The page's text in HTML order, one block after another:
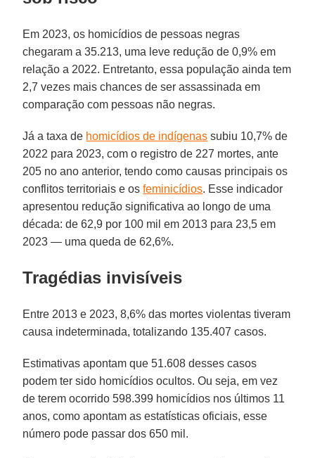
Em 2023, os homicídios de pessoas negras
chegaram a 35.213, uma leve redução de 0,9% em
relação a 2022. Entretanto, essa população ainda tem
2,7 vezes mais chances de ser assassinada em
comparação com pessoas não negras.
Já a taxa de homicídios de indígenas subiu 10,7% de
2022 para 2023, com o registro de 227 mortes, ante
205 no ano anterior, tendo como causas principais os
conflitos territoriais e osfeminicídios. Esse indicador
apresentou redução significativa ao longo de uma
década: de 62,9 por 100 mil em 2013 para 23,5 em
2023 — uma queda de 62,6%.
Tragédias invisíveis
Entre 2013 e 2023, 8,6% das mortes violentas tiveram
causa indeterminada, totalizando 135.407 casos.
Estimativas apontam que 51.608 desses casos
podem ter sido homicídios ocultos. Ou seja, em vez
de terem ocorrido 598.399 homicídios nos últimos 11
anos, como apontam as estatísticas oficiais, esse
número pode passar dos 650 mil.